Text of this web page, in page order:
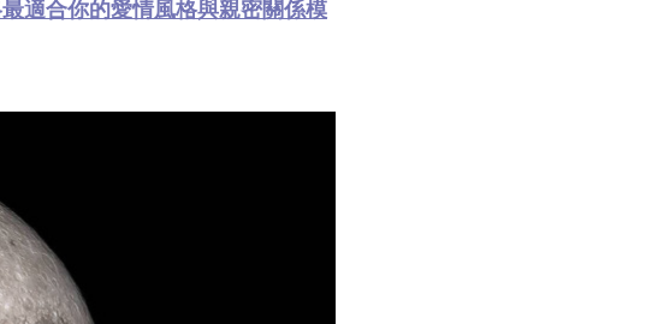
適合你的愛情風格與親密關係模